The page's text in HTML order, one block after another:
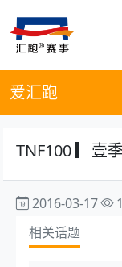
爱汇跑
TNF100 ▎壹
2016-03-17
相关话题